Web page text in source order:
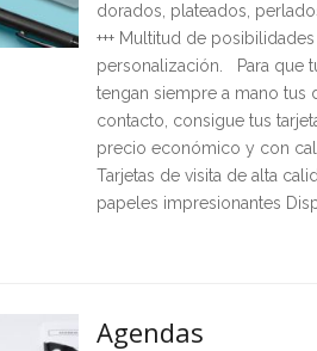
dorados, plateados,
+++ Multitud de
personalización. Para que
tengan siempre a mano tus
contacto, consigue tus
precio económico y con
Tarjetas de visita de alta
papeles impresionantes
Agendas